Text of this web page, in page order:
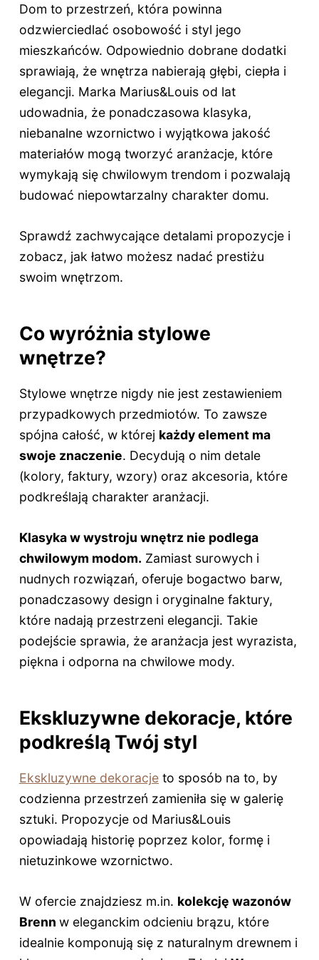
Dom to przestrzeń, która powinna
odzwierciedlać osobowość i styl jego
mieszkańców. Odpowiednio dobrane dodatki
sprawiają, że wnętrza nabierają głębi, ciepła i
elegancji. Marka Marius&Louis od lat
udowadnia, że ponadczasowa klasyka,
niebanalne wzornictwo i wyjątkowa jakość
materiałów mogą tworzyć aranżacje, które
wymykają się chwilowym trendom i pozwalają
budować niepowtarzalny charakter domu.
Sprawdź zachwycające detalami propozycje i
zobacz, jak łatwo możesz nadać prestiżu
swoim wnętrzom.
Co wyróżnia stylowe
wnętrze?
Stylowe wnętrze nigdy nie jest zestawieniem
przypadkowych przedmiotów. To zawsze
spójna całość, w której każdy element ma
swoje znaczenie. Decydują o nim detale
(kolory, faktury, wzory) oraz akcesoria, które
podkreślają charakter aranżacji.
Klasyka w wystroju wnętrz nie podlega
chwilowym modom. Zamiast surowych i
nudnych rozwiązań, oferuje bogactwo barw,
ponadczasowy design i oryginalne faktury,
które nadają przestrzeni elegancji. Takie
podejście sprawia, że aranżacja jest wyrazista,
piękna i odporna na chwilowe mody.
Ekskluzywne dekoracje, które
podkreślą Twój styl
Ekskluzywne dekoracjeto sposób na to, by
codzienna przestrzeń zamieniła się w galerię
sztuki. Propozycje od Marius&Louis
opowiadają historię poprzez kolor, formę i
nietuzinkowe wzornictwo.
W ofercie znajdziesz m.in. kolekcję wazonów
Brenn w eleganckim odcieniu brązu, które
idealnie komponują się z naturalnym drewnem i